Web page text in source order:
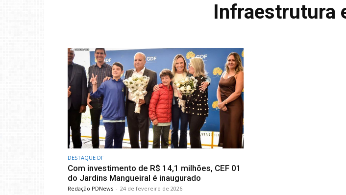
Infraestrutura
DESTAQUE DF
Com investimento de R$ 14,1 milhões, CEF 01
do Jardins Mangueiral é inaugurado
Redação PDNews - 24 de fevereiro de 2026